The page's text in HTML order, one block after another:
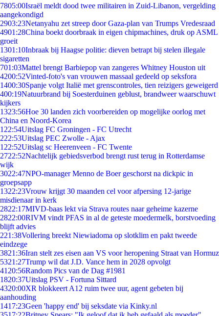
7805:00Israël meldt dood twee militairen in Zuid-Libanon, vergelding
aangekondigd
2903:23Netanyahu zet streep door Gaza-plan van Trumps Vredesraad
4901:28China boekt doorbraak in eigen chipmachines, druk op ASML
groeit
1301:10Inbraak bij Haagse politie: dieven betrapt bij stelen illegale
sigaretten
701:03Mattel brengt Barbiepop van zangeres Whitney Houston uit
4200:52Vinted-foto's van vrouwen massaal gedeeld op seksfora
1400:30Spanje volgt Italië met grenscontroles, tien reizigers geweigerd
400:19Natuurbrand bij Soesterduinen geblust, brandweer waarschuwt
kijkers
1323:56Hoe 30 landen zich voorbereiden op mogelijke oorlog met
China en Noord-Korea
1 22:54Uitslag FC Groningen - FC Utrecht
222:53Uitslag PEC Zwolle - Ajax
1 22:52Uitslag sc Heerenveen - FC Twente
2722:52Nachtelijk gebiedsverbod brengt rust terug in Rotterdamse
wijk
3022:47NPO-manager Menno de Boer geschorst na dickpic in
groepsapp
1322:23Vrouw krijgt 30 maanden cel voor afpersing 12-jarige
misdienaar in kerk
2822:17MIVD-baas lekt via Strava routes naar geheime kazerne
2822:00RIVM vindt PFAS in al de geteste moedermelk, borstvoeding
blijft advies
221:38Vollering breekt Niewiadoma op slotklim en pakt tweede
eindzege
3821:36Iran stelt zes eisen aan VS voor heropening Straat van Hormuz
5321:27Trump wil dat J.D. Vance hem in 2028 opvolgt
41 20:56Random Pics van de Dag #1981
1820:37Uitslag PSV - Fortuna Sittard
4320:00XR blokkeert A12 ruim twee uur, agent gebeten bij
aanhouding
1417:23Geen 'happy end' bij seksdate via Kinky.nl